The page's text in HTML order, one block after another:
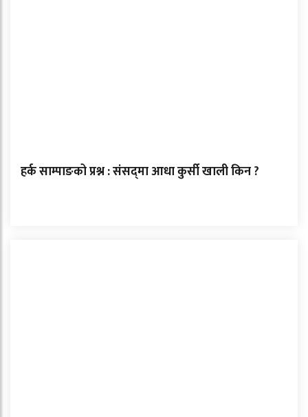
हर्क साम्पाङको प्रश्न : संसद्‌मा आधा कुर्सी खाली किन ?